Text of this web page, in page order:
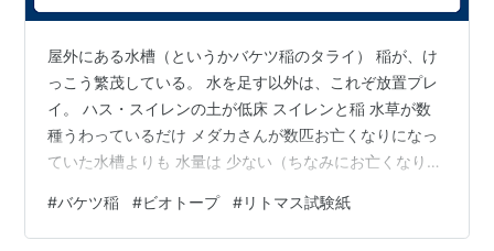
屋外にある水槽（というかバケツ稲のタライ） 稲が、け
っこう繁茂している。 水を足す以外は、これぞ放置プレ
イ。 ハス・スイレンの土が低床 スイレンと稲 水草が数
種うわっているだけ メダカさんが数匹お亡くなりになっ
ていた水槽よりも 水量は 少ない（ちなみにお亡くなりに
トの低床。赤玉土も少々） なのに、 こちらの方が PHが
低そう というか アルカリ寄りだけど、それほどひどくな
#バケツ稲 #ビオトープ #リトマス試験紙